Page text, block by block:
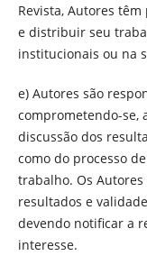
Revista, Autores
e distribuir seu
institucionais ou na
e) Autores são
comprometendo-se,
discussão dos
como do processo
trabalho. Os
resultados e
devendo notificar a
interesse.